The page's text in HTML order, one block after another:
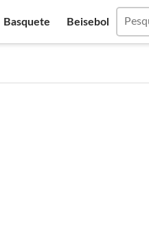
Basquete Beisebol